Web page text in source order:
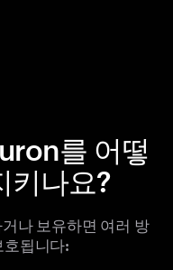
를 어떻
키나요?
나 보유하면 여러 방
호됩니다: